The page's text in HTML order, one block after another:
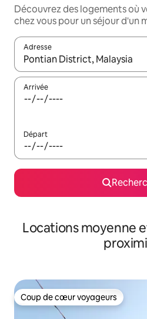
Découvrez des logements où
chez vous pour un séjour d'un
Adresse
Lorsque les résultats
Arrivée
Départ
Locations moyenne
Coup de cœur voyageurs
Coup de cœur voyageurs